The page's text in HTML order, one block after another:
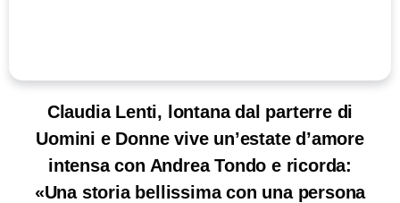
Claudia Lenti, lontana dal parterre di
Uomini e Donne vive un’estate d’amore
intensa con Andrea Tondo e ricorda:
«Una storia bellissima con una persona